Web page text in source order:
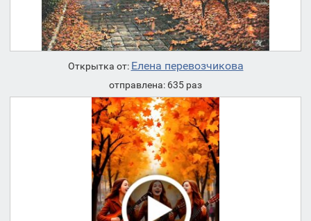
Открытка от: Елена перевозчикова
отправлена: 635 раз